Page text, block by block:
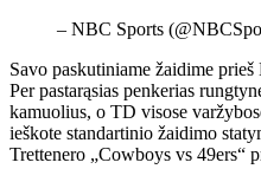
– NBC Sports
Savo paskutiniame žaidime
Per pastarąsias penkerias
kamuolius, o TD visose
ieškote standartinio žaidimo
Trettenero „Cowboys vs 49ers“